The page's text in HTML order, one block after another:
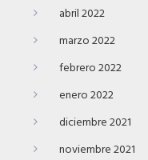
abril 2022
marzo 2022
febrero 2022
enero 2022
diciembre 2021
noviembre 2021